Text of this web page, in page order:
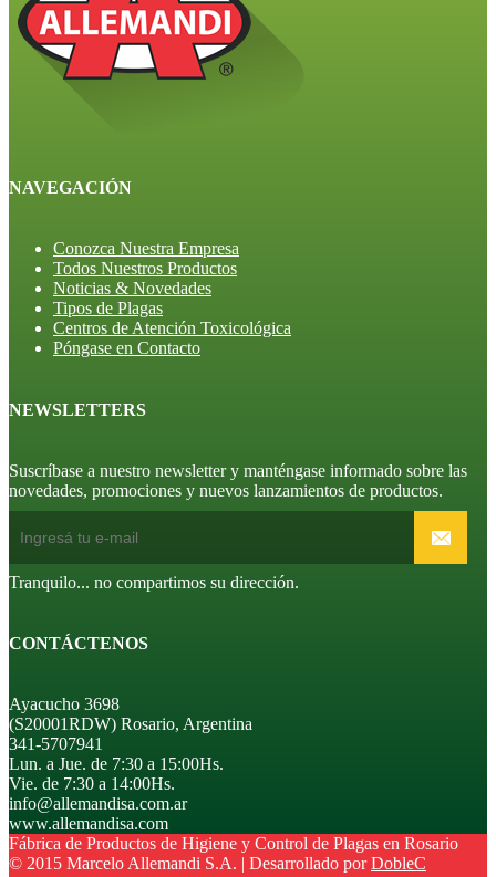
NAVEGACIÓN
Conozca Nuestra Empresa
Todos Nuestros Productos
Noticias & Novedades
Tipos de Plagas
Centros de Atención Toxicológica
Póngase en Contacto
NEWSLETTERS
Suscríbase a nuestro newsletter y manténgase informado sobre las
novedades, promociones y nuevos lanzamientos de productos.
Tranquilo... no compartimos su dirección.
CONTÁCTENOS
Ayacucho 3698
(S20001RDW) Rosario, Argentina
341-5707941
Lun. a Jue. de 7:30 a 15:00Hs.
Vie. de 7:30 a 14:00Hs.
info@allemandisa.com.ar
www.allemandisa.com
Fábrica de Productos de Higiene y Control de Plagas en Rosario
© 2015 Marcelo Allemandi S.A. | Desarrollado porDobleC